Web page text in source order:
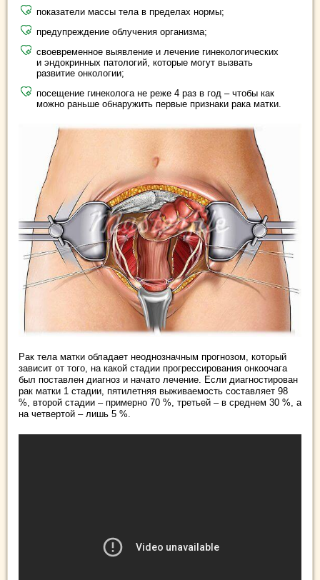
показатели массы тела в пределах нормы;
предупреждение облучения организма;
своевременное выявление и лечение гинекологических
и эндокринных патологий, которые могут вызвать
развитие онкологии;
посещение гинеколога не реже 4 раз в год – чтобы как
можно раньше обнаружить первые признаки рака матки.
Рак тела матки обладает неоднозначным прогнозом, который
зависит от того, на какой стадии прогрессирования онкоочага
был поставлен диагноз и начато лечение. Если диагностирован
рак матки 1 стадии, пятилетняя выживаемость составляет 98
%, второй стадии – примерно 70 %, третьей – в среднем 30 %, а
на четвертой – лишь 5 %.